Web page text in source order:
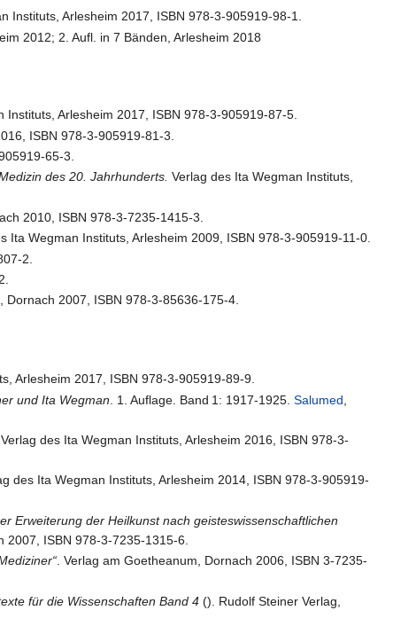
Instituts, Arlesheim 2017, ISBN 978-3-905919-98-1.
2012; 2. Aufl. in 7 Bänden, Arlesheim 2018
Instituts, Arlesheim 2017, ISBN 978-3-905919-87-5.
ISBN 978-3-905919-81-3.
65-3.
des 20. Jahrhunderts. Verlag des Ita Wegman Instituts,
2010, ISBN 978-3-7235-1415-3.
Ita Wegman Instituts, Arlesheim 2009, ISBN 978-3-905919-11-0.
2.
Dornach 2007, ISBN 978-3-85636-175-4.
Arlesheim 2017, ISBN 978-3-905919-89-9.
und Ita Wegman . 1. Auflage. Band 1: 1917-1925 .Salumed
Verlag des Ita Wegman Instituts, Arlesheim 2016, ISBN 978-3-
des Ita Wegman Instituts, Arlesheim 2014, ISBN 978-3-905919-
Erweiterung der Heilkunst nach geisteswissenschaftlichen
ISBN 978-3-7235-1315-6.
. Verlag am Goetheanum, Dornach 2006, ISBN 3-7235-
für die Wissenschaften Band 4 (). Rudolf Steiner Verlag,